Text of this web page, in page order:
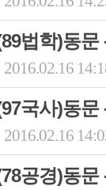
법학)동
2016.02.16
국사)동
2016.02.16
공경)동